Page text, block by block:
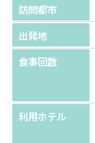
訪問都市
出発地
食事回数
利用ホテル